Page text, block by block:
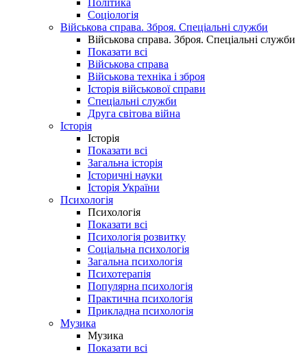
Політика
Соціологія
Військова справа. Зброя. Спеціальні служби
Військова справа. Зброя. Спеціальні служби
Показати всі
Військова справа
Військова техніка і зброя
Історія військової справи
Спеціальні служби
Друга світова війна
Історія
Історія
Показати всі
Загальна історія
Історичні науки
Історія України
Психологія
Психологія
Показати всі
Психологія розвитку
Соціальна психологія
Загальна психологія
Психотерапія
Популярна психологія
Практична психологія
Прикладна психологія
Музика
Музика
Показати всі